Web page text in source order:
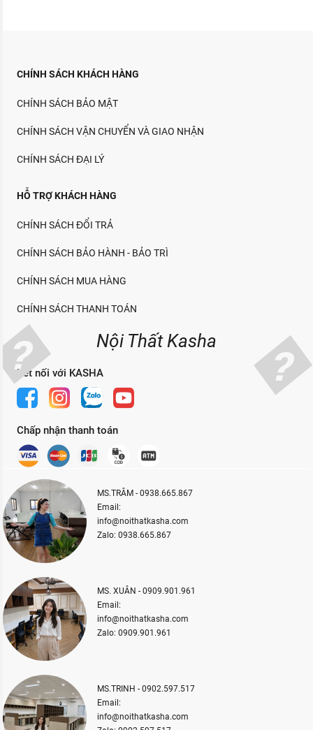
CHÍNH SÁCH KHÁCH HÀNG
CHÍNH SÁCH BẢO MẬT
CHÍNH SÁCH VẬN CHUYỂN VÀ GIAO NHẬN
CHÍNH SÁCH ĐẠI LÝ
HỖ TRỢ KHÁCH HÀNG
CHÍNH SÁCH ĐỔI TRẢ
CHÍNH SÁCH BẢO HÀNH - BẢO TRÌ
CHÍNH SÁCH MUA HÀNG
CHÍNH SÁCH THANH TOÁN
Nội Thất Kasha
Kết nối với KASHA
Chấp nhận thanh toán
MS.TRÂM - 0938.665.867
Email:
info@noithatkasha.com
Zalo: 0938.665.867
MS. XUÂN - 0909.901.961
Email:
info@noithatkasha.com
Zalo: 0909.901.961
MS.TRINH - 0902.597.517
Email:
info@noithatkasha.com